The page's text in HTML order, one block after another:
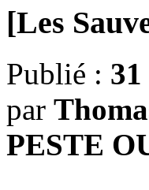
[Les
Publié :
par
PESTE